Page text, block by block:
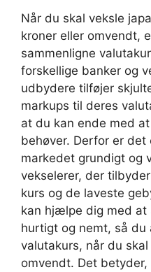
Når du skal veksle
kroner eller omvendt,
sammenligne
forskellige banker og
udbydere tilføjer
markups til deres
at du kan ende med
behøver. Derfor er
markedet grundigt og
vekselerer, der
kurs og de laveste
kan hjælpe dig med at
hurtigt og nemt, så
valutakurs, når du
omvendt. Det